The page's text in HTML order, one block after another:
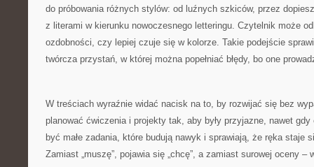
do próbowania różnych stylów: od luźnych szkiców, przez
z literami w kierunku nowoczesnego letteringu. Czytelnik może
ozdobności, czy lepiej czuje się w kolorze. Takie podejście
twórcza przystań, w której można popełniać błędy, bo one
W treściach wyraźnie widać nacisk na to, by rozwijać się bez
planować ćwiczenia i projekty tak, aby były przyjazne, nawet gdy
być małe zadania, które budują nawyk i sprawiają, że ręka staje
Zamiast „muszę”, pojawia się „chcę”, a zamiast surowej oceny –